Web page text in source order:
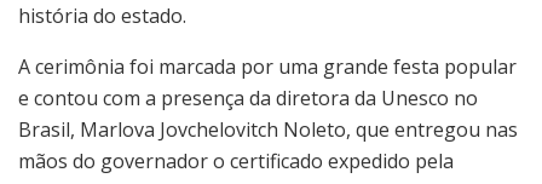
história do estado.
A cerimônia foi marcada por uma grande festa popular
e contou com a presença da diretora da Unesco no
Brasil, Marlova Jovchelovitch Noleto, que entregou nas
mãos do governador o certificado expedido pela